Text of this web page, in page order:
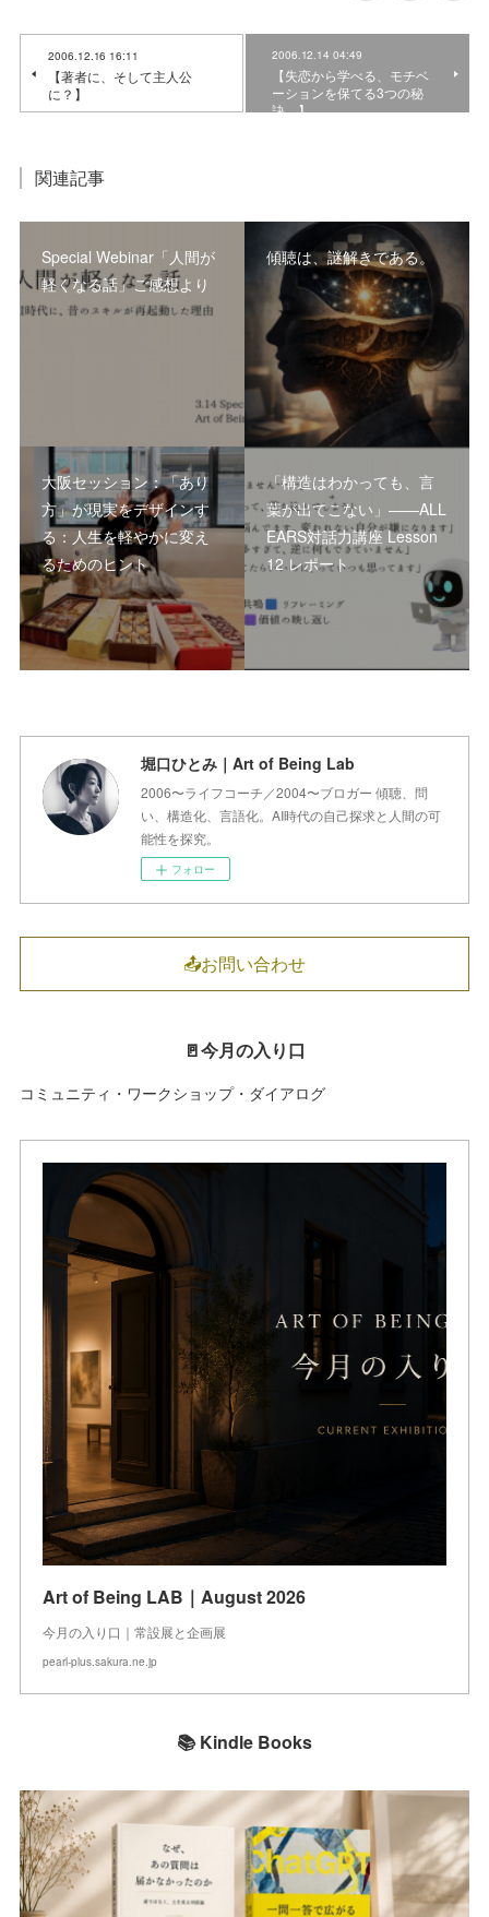
2006.12.16 16:11
【著者に、そして主人公
に？】
2006.12.14 04:49
【失恋から学べる、モチベ
ーションを保てる3つの秘
訣。】
関連記事
Special Webinar「人間が
軽くなる話」ご感想より
傾聴は、謎解きである。
大阪セッション：「あり
方」が現実をデザインす
る：人生を軽やかに変え
るためのヒント
「構造はわかっても、言
葉が出てこない」――ALL
EARS対話力講座 Lesson
12 レポート
堀口ひとみ｜Art of Being Lab
2006〜ライフコーチ／2004〜ブロガー 傾聴、問
い、構造化、言語化。AI時代の自己探求と人間の可
能性を探究。
フォロー
📤お問い合わせ
🚪今月の入り口
コミュニティ・ワークショップ・ダイアログ
Art of Being LAB｜August 2026
今月の入り口｜常設展と企画展
pearl-plus.sakura.ne.jp
📚 Kindle Books